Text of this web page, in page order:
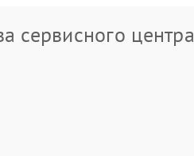
сервисного центра